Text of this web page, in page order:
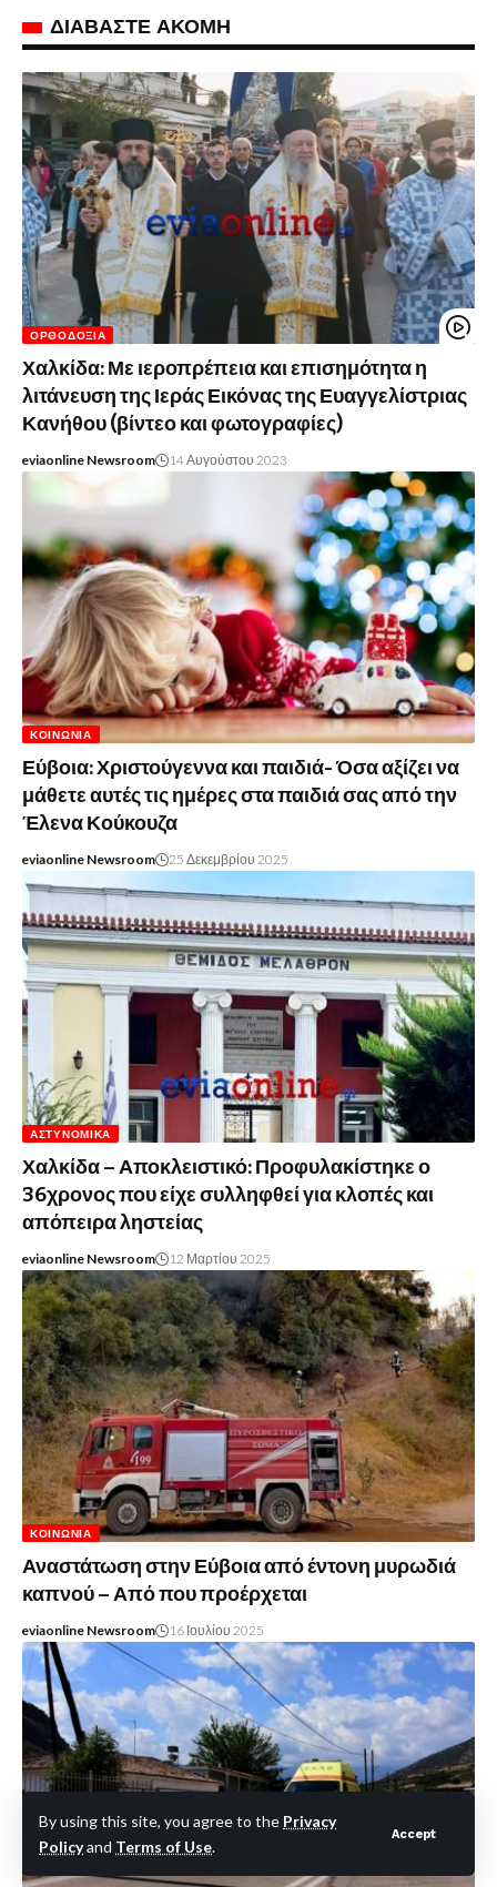
By using this site, you agree to the Privacy
Policyand Terms of Use.
Accept
ΔΙΑΒΑΣΤΕ ΑΚΟΜΗ
ΟΡΘΟΔΟΞΊΑ
Χαλκίδα: Με ιεροπρέπεια και επισημότητα η
λιτάνευση της Ιεράς Εικόνας της Ευαγγελίστριας
Κανήθου (βίντεο και φωτογραφίες)
eviaonline Newsroom 14 Αυγούστου 2023
ΚΟΙΝΩΝΊΑ
Εύβοια: Χριστούγεννα και παιδιά- Όσα αξίζει να
μάθετε αυτές τις ημέρες στα παιδιά σας από την
Έλενα Κούκουζα
eviaonline Newsroom 25 Δεκεμβρίου 2025
ΑΣΤΥΝΟΜΙΚΆ
Χαλκίδα – Αποκλειστικό: Προφυλακίστηκε ο
36χρονος που είχε συλληφθεί για κλοπές και
απόπειρα ληστείας
eviaonline Newsroom 12 Μαρτίου 2025
ΚΟΙΝΩΝΊΑ
Αναστάτωση στην Εύβοια από έντονη μυρωδιά
καπνού – Από που προέρχεται
eviaonline Newsroom 16 Ιουλίου 2025